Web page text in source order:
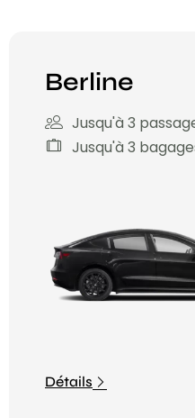
Berline
Jusqu'à 3
Jusqu'à 3
Détails